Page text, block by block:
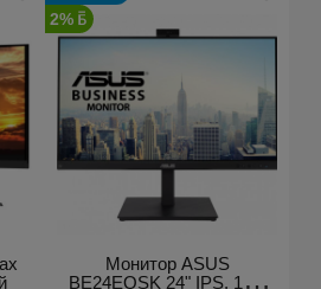
2%
Монитор ASUS
BE24EQSK 24" IPS, 16:9